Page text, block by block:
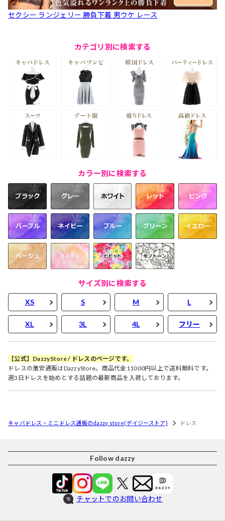
セクシー ランジェリー 勝負下着 男ウケ レース
カテゴリ別に検索する
カラー別に検索する
サイズ別に検索する
XS S M L
XL 3L 4L フリー
【公式】DazzyStore / ドレスのページです。
ドレスの激安通販はDazzyStore。商品代金11000円以上で送料無料です。
週3日ドレスを始めとする話題の最新商品を入荷しております。
キャバドレス・ミニドレス通販のdazzy store(デイジーストア) ドレス
Follow dazzy
チャットでのお問い合わせ